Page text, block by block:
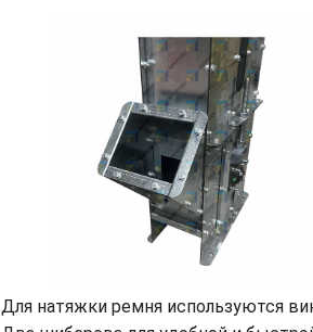
Для натяжки ремня используются